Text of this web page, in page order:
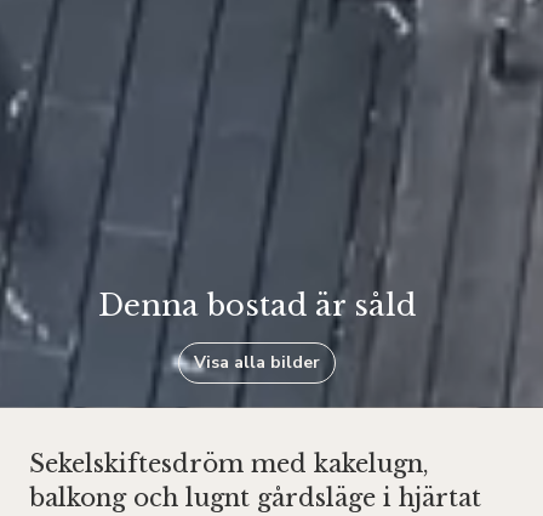
Denna bostad är såld
Visa alla bilder
Sekelskiftesdröm med kakelugn,
balkong och lugnt gårdsläge i hjärtat